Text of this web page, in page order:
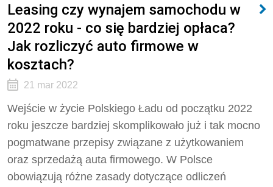
Leasing czy wynajem samochodu w
2022 roku - co się bardziej opłaca?
Jak rozliczyć auto firmowe w
kosztach?
21 mar 2022
Wejście w życie Polskiego Ładu od początku 2022
roku jeszcze bardziej skomplikowało już i tak mocno
pogmatwane przepisy związane z użytkowaniem
oraz sprzedażą auta firmowego. W Polsce
obowiązują różne zasady dotyczące odliczeń